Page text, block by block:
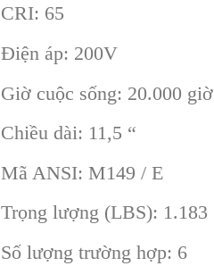
CRI: 65
Điện áp: 200V
Giờ cuộc sống: 20.000 giờ
Chiều dài: 11,5 “
Mã ANSI: M149 / E
Trọng lượng (LBS): 1.183
Số lượng trường hợp: 6